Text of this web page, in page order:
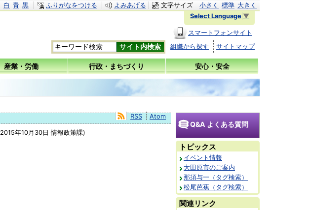
文字サイズ 小さく 標準 大きく
白 青 黒 ふりがなをつける
よみあげる
Select Language ▼
スマートフォンサイト
組織から探す
サイトマップ
産業・労働 行政・まちづくり 安心・安全
RSS
Atom
2015年10月30日 情報政策課)
Q&A よくある質問
トピックス
イベント情報
大田原市のご案内
那須与一（タグ検索）
松尾芭蕉（タグ検索）
関連リンク